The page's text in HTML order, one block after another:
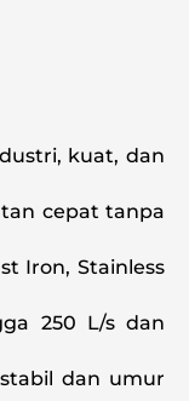
kuat, dan
cepat tanpa
Iron, Stainless
250 L/s dan
dan umur